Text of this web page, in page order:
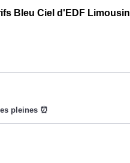
Bleu Ciel d'EDF Limousin